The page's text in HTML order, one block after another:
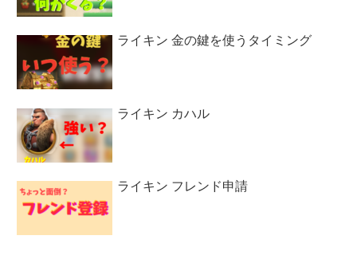
ライキン 金の鍵を使うタイミング
ライキン カハル
ライキン フレンド申請